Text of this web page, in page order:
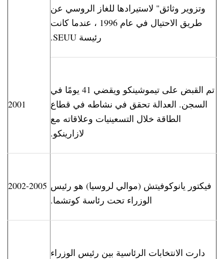
2001
وتزوير وثائق" لاستيرادها للغاز الروسي عن
طريق الاحتيال في عام 1996 ، عندما كانت
رئيسة SEUU.
تم القبض على تيموشينكو ويقضي 41 يومًا في
السجن. العدالة تحقق في نشاطه في قطاع
الطاقة خلال التسعينيات وعلاقاته مع
لازارينكو.
2002-2005 فيكتور يانوكوفيتش (موالي لروسيا) هو رئيس
الوزراء تحت رئاسة كوتشما.
دارت الانتخابات الرئاسية بين رئيس الوزراء